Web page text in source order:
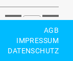
ANFRAGEN
AGB
IMPRESSUM
DATENSCHUTZ